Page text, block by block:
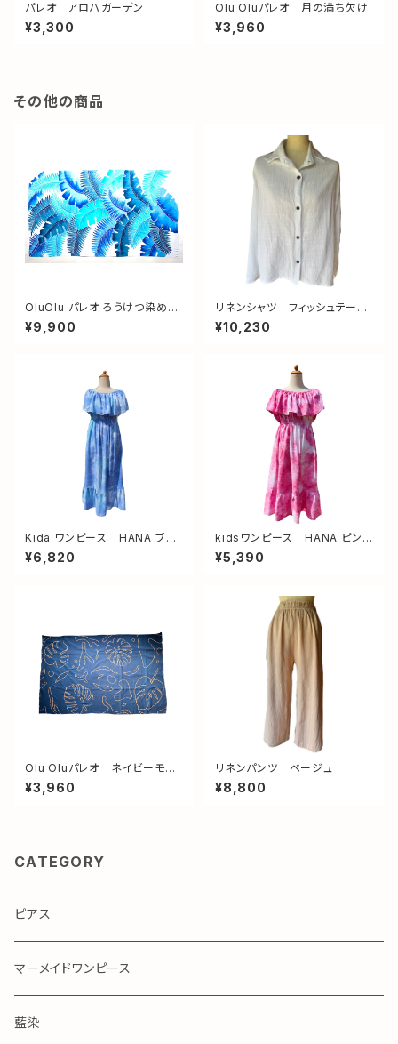
パレオ アロハガーデン
¥3,300
Olu Oluパレオ 月の満ち欠け
¥3,960
その他の商品
OluOlu パレオ ろうけつ染め
リーフ ライトブルー＆ブルー＆ネ
イビー
¥9,900
リネンシャツ フィッシュテー
ル ホワイト
¥10,230
Kida ワンピース HANA ブル
ー サイズL(140〜150)
¥6,820
kidsワンピース HANA ピン
ク サイズM(120〜130)
¥5,390
Olu Oluパレオ ネイビーモン
ステラ
¥3,960
リネンパンツ ベージュ
¥8,800
CATEGORY
ピアス
マーメイドワンピース
藍染